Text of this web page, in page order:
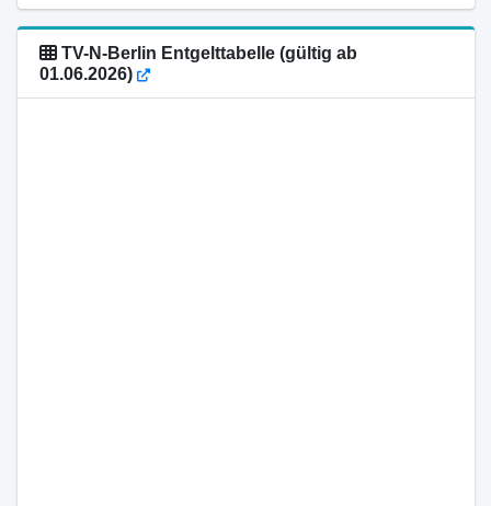
TV-N-Berlin Entgelttabelle (gültig ab
01.06.2026)